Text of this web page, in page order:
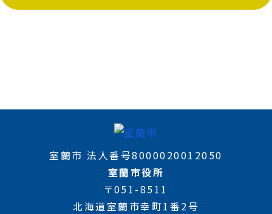
室蘭市 法人番号8000020012050
室蘭市役所
〒051-8511
北海道室蘭市幸町1番2号